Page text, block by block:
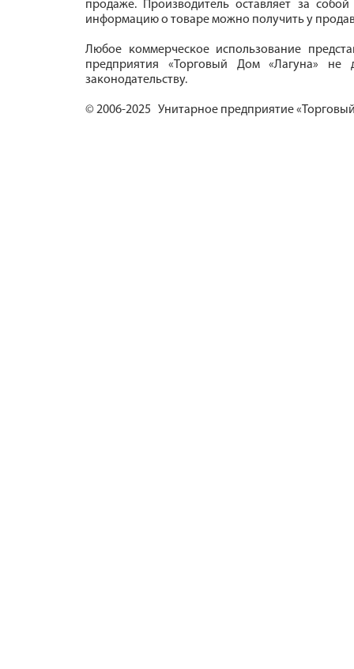
продаже. Производитель оставляет за
информацию о товаре можно получить у
Любое коммерческое использование
предприятия «Торговый Дом «Лагуна» не
законодательству.
© 2006-2025 Унитарное предприятие